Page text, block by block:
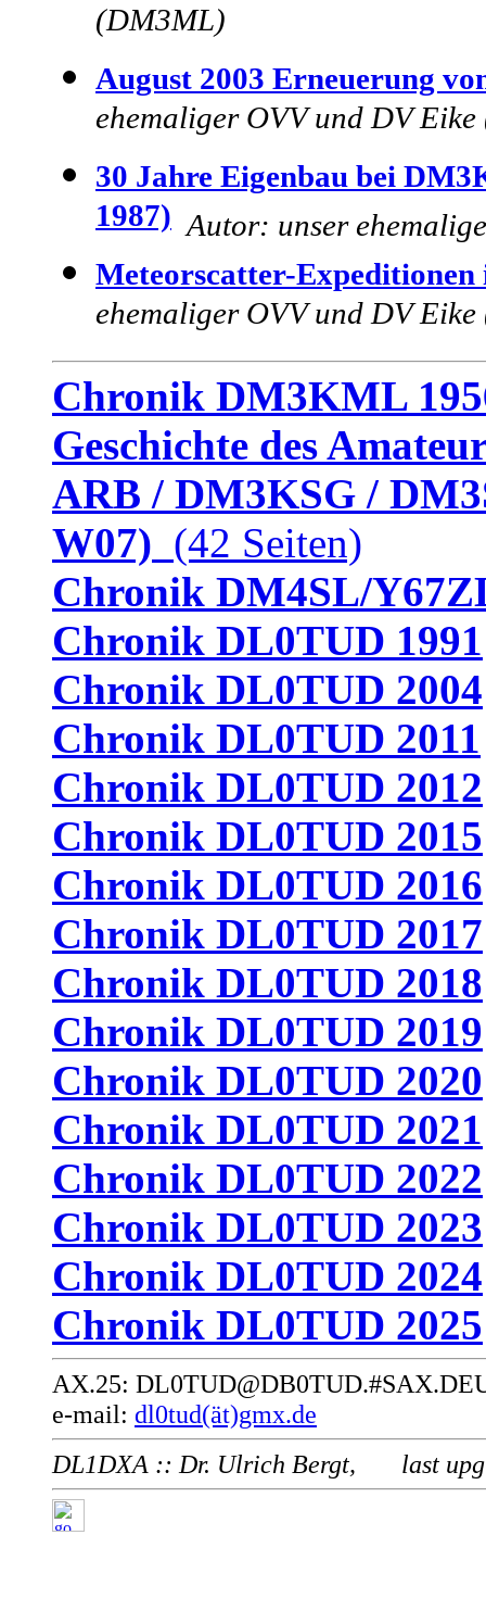
(DM3ML)
August 2003 Erneuerung
ehemaliger OVV und DV
30 Jahre Eigenbau bei
1987) Autor: unser
Meteorscatter-Expeditionen
ehemaliger OVV und DV
Chronik DM3KML
Geschichte des
ARB / DM3KSG /
W07) (42 Seiten)
Chronik DM4SL/
Chronik DL0TUD 1991
Chronik DL0TUD 2004
Chronik DL0TUD 2011
Chronik DL0TUD 2012
Chronik DL0TUD 2015
Chronik DL0TUD 2016
Chronik DL0TUD 2017
Chronik DL0TUD 2018
Chronik DL0TUD 2019
Chronik DL0TUD 2020
Chronik DL0TUD 2021
Chronik DL0TUD 2022
Chronik DL0TUD 2023
Chronik DL0TUD 2024
Chronik DL0TUD 2025
AX.25:
e-mail: dl0tud(ät)gmx.de
DL1DXA :: Dr. Ulrich Bergt, last